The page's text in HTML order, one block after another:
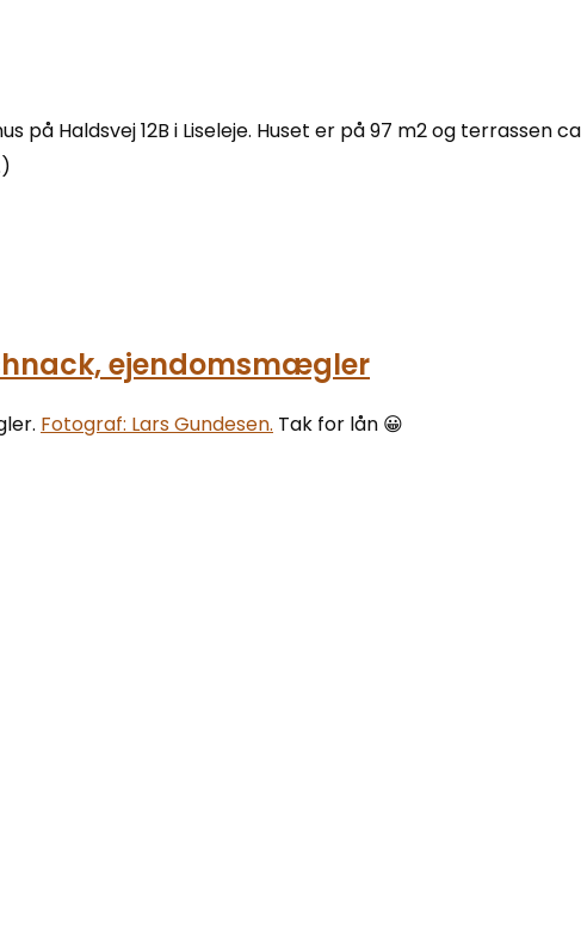
Haldsvej 12B i Liseleje. Huset er på 97 m2 og terrassen
ejendomsmægler
Fotograf: Lars Gundesen. Tak for lån 😀